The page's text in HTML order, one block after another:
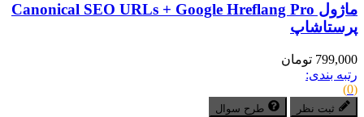
ماژول Canonical SEO URLs + Google Hreflang Pro
پرستاشاپ
799,000 تومان
رتبه بندی:
(0)
ثبت نظر طرح سوال